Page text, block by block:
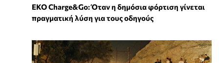
EKO Charge&Go: Όταν η δημόσια φόρτιση γίνεται
πραγματική λύση για τους οδηγούς